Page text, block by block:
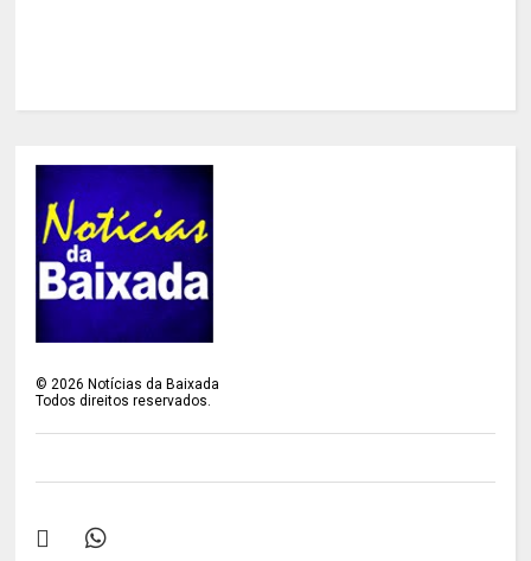
©2026 Notícias da Baixada
Todos direitos reservados.